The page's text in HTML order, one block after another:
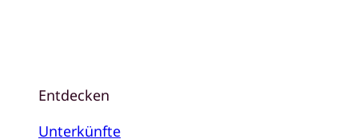
Entdecken
Unterkünfte